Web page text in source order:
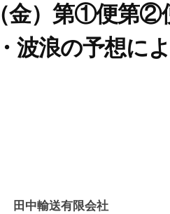
金）第①便第②
波浪の予想によ
田中輸送有限会社